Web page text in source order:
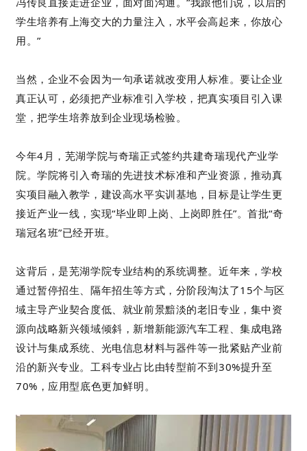
学生培养有上海交大的力量注入，水平会高起来，你放心
用。”
当然，企业不会因为一句承诺就改变用人标准。要让企业
真正认可，必须把产业标准引入学校，把真实项目引入课
堂，把学生培养放到企业现场检验。
今年4月，芜湖学院与奇瑞正式签约共建奇瑞现代产业学
院。学院将引入奇瑞的先进技术标准和产业资源，推动真
实项目融入教学，建设高水平实训基地，目标是让学生更
接近产业一线，实现“毕业即上岗、上岗即胜任”。首批“奇
瑞冠名班”已经开班。
这背后，是芜湖学院专业结构的系统调整。近年来，学校
通过暂停招生、隔年招生等方式，分阶段淘汰了15个与区
域主导产业契合度低、就业前景黯淡的老旧专业，集中资
源向战略新兴领域倾斜，新增新能源汽车工程、集成电路
设计与集成系统、光电信息材料与器件等一批紧贴产业前
沿的新兴专业。工科专业占比由转型前不到30%提升至
70%，应用型底色更加鲜明。